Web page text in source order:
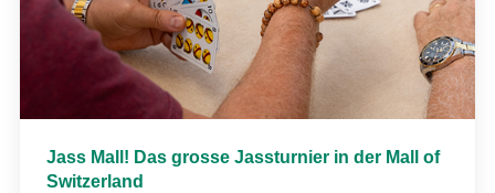
Jass Mall! Das grosse Jassturnier in der Mall of
Switzerland